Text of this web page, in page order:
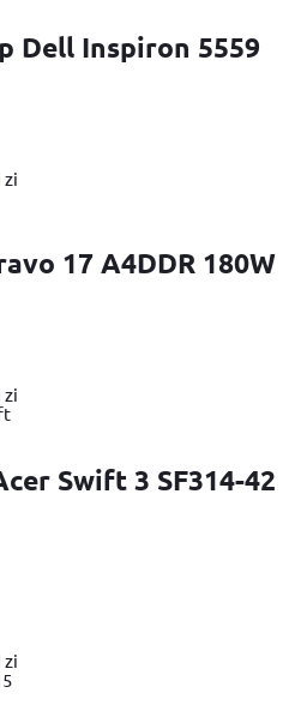
Dell Inspiron 5559
zi
17 A4DDR 180W
zi
Swift 3 SF314-42
zi